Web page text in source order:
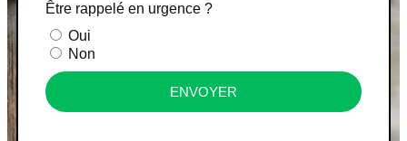
Être rappelé en urgence ?
Oui
Non
ENVOYER